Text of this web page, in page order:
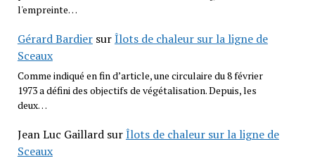
l'empreinte…
Gérard BardiersurÎlots de chaleur sur la ligne de
Sceaux
Comme indiqué en fin d’article, une circulaire du 8 février
1973 a défini des objectifs de végétalisation. Depuis, les
deux…
Jean Luc GaillardsurÎlots de chaleur sur la ligne de
Sceaux